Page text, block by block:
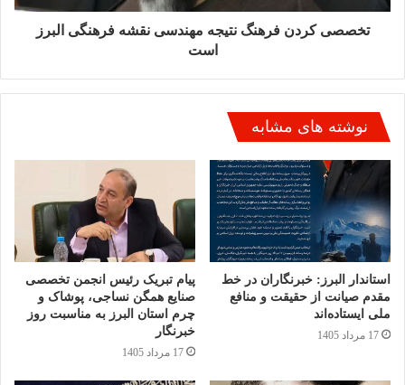
تخصصی کردن فرهنگ نتیجه مهندسی نقشه فرهنگی البرز
است
نوشته های مشابه
استاندار البرز: خبرنگاران در خط
مقدم صیانت از حقیقت و منافع
ملی ایستاده‌اند
17 مرداد 1405
پیام تبریک رئیس انجمن تخصصی
صنایع همگن نساجی، پوشاک و
چرم استان البرز به مناسبت روز
خبرنگار
17 مرداد 1405